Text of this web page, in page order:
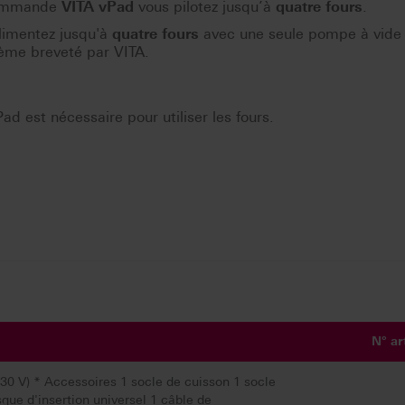
VITA vPad vous pilotez jusqu’à quatre fours.
jusqu'à quatre fours avec une seule pompe à vide
breveté par VITA.
est nécessaire pour utiliser les fours.
N°
V) * Accessoires 1 socle de cuisson 1 socle
d'insertion universel 1 câble de